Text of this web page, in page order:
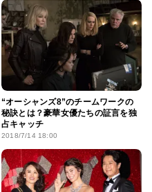
“オーシャンズ8”のチームワークの
秘訣とは？豪華女優たちの証言を独
占キャッチ
2018/7/14 18:00